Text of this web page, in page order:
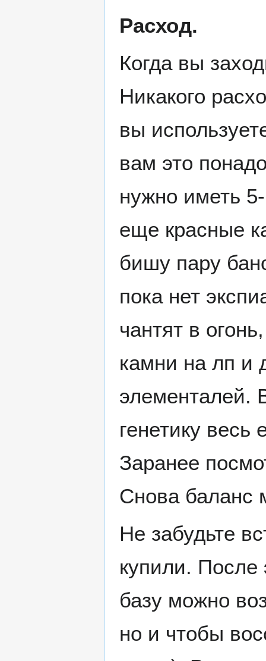
Расход.
Когда вы
Никакого
вы
вам это
нужно иметь
еще красные
бишу пару
пока нет
чантят в
камни на лп и
элементалей.
генетику весь
Заранее
Снова баланс
Не забудьте
купили. После
базу можно
но и чтобы